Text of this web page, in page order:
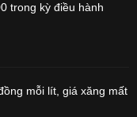
trong kỳ điều hành
mỗi lít, giá xăng mất